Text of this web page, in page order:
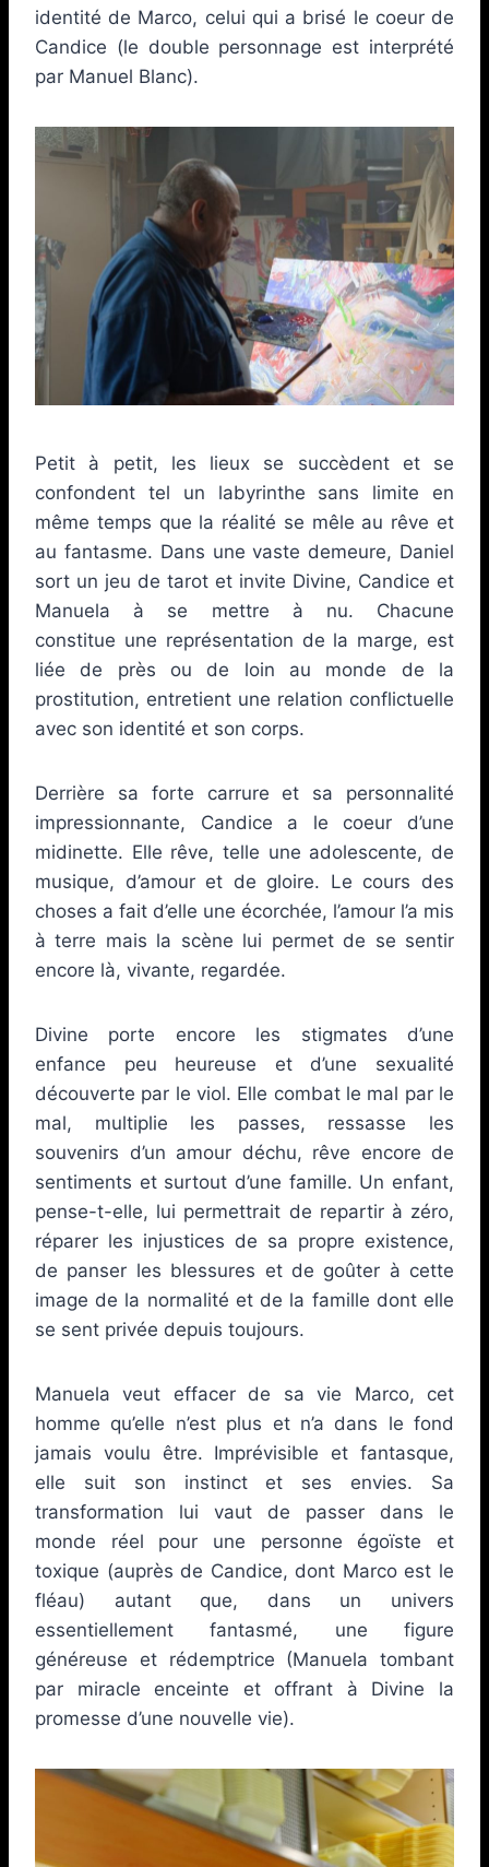
identité de Marco, celui qui a brisé le coeur de
Candice (le double personnage est interprété
par Manuel Blanc).
Petit à petit, les lieux se succèdent et se
confondent tel un labyrinthe sans limite en
même temps que la réalité se mêle au rêve et
au fantasme. Dans une vaste demeure, Daniel
sort un jeu de tarot et invite Divine, Candice et
Manuela à se mettre à nu. Chacune
constitue une représentation de la marge, est
liée de près ou de loin au monde de la
prostitution, entretient une relation conflictuelle
avec son identité et son corps.
Derrière sa forte carrure et sa personnalité
impressionnante, Candice a le coeur d’une
midinette. Elle rêve, telle une adolescente, de
musique, d’amour et de gloire. Le cours des
choses a fait d’elle une écorchée, l’amour l’a mis
à terre mais la scène lui permet de se sentir
encore là, vivante, regardée.
Divine porte encore les stigmates d’une
enfance peu heureuse et d’une sexualité
découverte par le viol. Elle combat le mal par le
mal, multiplie les passes, ressasse les
souvenirs d’un amour déchu, rêve encore de
sentiments et surtout d’une famille. Un enfant,
pense-t-elle, lui permettrait de repartir à zéro,
réparer les injustices de sa propre existence,
de panser les blessures et de goûter à cette
image de la normalité et de la famille dont elle
se sent privée depuis toujours.
Manuela veut effacer de sa vie Marco, cet
homme qu’elle n’est plus et n’a dans le fond
jamais voulu être. Imprévisible et fantasque,
elle suit son instinct et ses envies. Sa
transformation lui vaut de passer dans le
monde réel pour une personne égoïste et
toxique (auprès de Candice, dont Marco est le
fléau) autant que, dans un univers
essentiellement fantasmé, une figure
généreuse et rédemptrice (Manuela tombant
par miracle enceinte et offrant à Divine la
promesse d’une nouvelle vie).